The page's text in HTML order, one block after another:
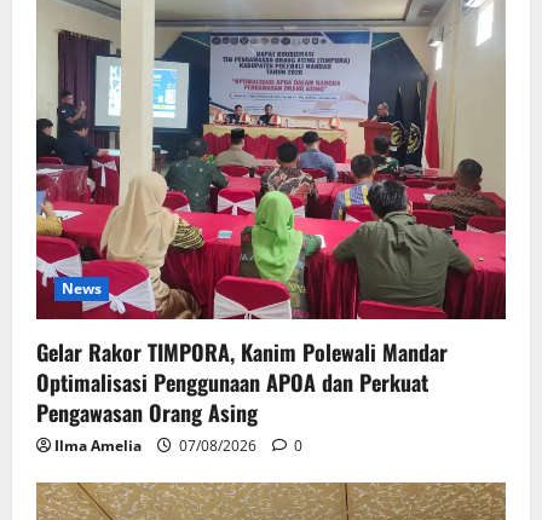
News
Gelar Rakor TIMPORA, Kanim Polewali Mandar
Optimalisasi Penggunaan APOA dan Perkuat
Pengawasan Orang Asing
Ilma Amelia 07/08/2026 0